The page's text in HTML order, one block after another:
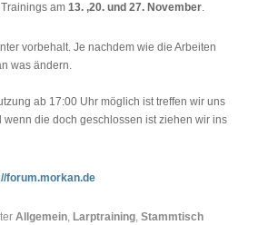
am 13. ,20. und 27. November.
vorbehalt. Je nachdem wie die Arbeiten
was ändern.
ab 17:00 Uhr möglich ist treffen wir uns
die doch geschlossen ist ziehen wir ins
forum.morkan.de
Allgemein, Larptraining, Stammtisch